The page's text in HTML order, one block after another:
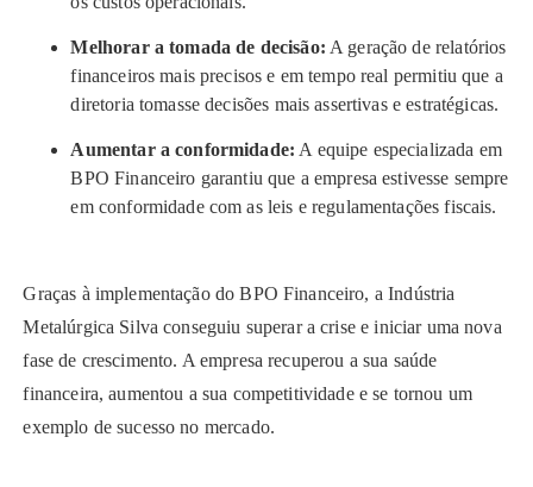
Melhorar a tomada de decisão: A geração de relatórios
financeiros mais precisos e em tempo real permitiu que a
diretoria tomasse decisões mais assertivas e estratégicas.
Aumentar a conformidade: A equipe especializada em
BPO Financeiro garantiu que a empresa estivesse sempre
em conformidade com as leis e regulamentações fiscais.
Graças à implementação do BPO Financeiro, a Indústria
Metalúrgica Silva conseguiu superar a crise e iniciar uma nova
fase de crescimento. A empresa recuperou a sua saúde
financeira, aumentou a sua competitividade e se tornou um
exemplo de sucesso no mercado.